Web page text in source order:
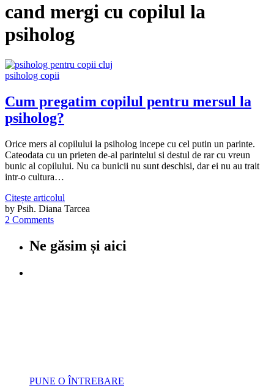
cand mergi cu copilul la
psiholog
psiholog copii
Cum pregatim copilul pentru mersul la
psiholog?
Orice mers al copilului la psiholog incepe cu cel putin un parinte.
Cateodata cu un prieten de-al parintelui si destul de rar cu vreun
bunic al copilului. Nu ca bunicii nu sunt deschisi, dar ei nu au trait
intr-o cultura…
Citește articolul
by Psih. Diana Tarcea
2 Comments
Ne găsim și aici
PUNE O ÎNTREBARE